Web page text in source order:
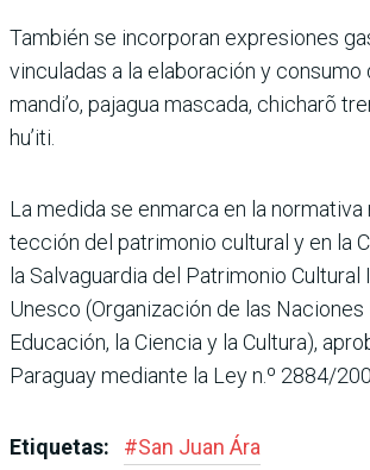
También se incorporan expresiones
vinculadas a la elaboración y consumo
mandi’o, pajagua mascada, chicharõ
hu’iti.
La medida se enmarca en la
tección del patrimonio cul­tural y en la
la Salvaguardia del Patrimo­nio Cultural
Unesco (Organización de las Naciones
Educación, la Ciencia y la Cultura),
Paraguay mediante la Ley n.º 2884/
Etiquetas: #San Juan Ára